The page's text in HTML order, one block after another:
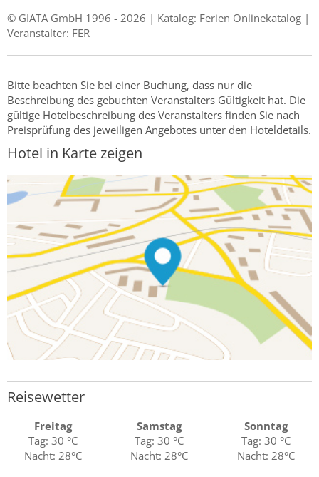
© GIATA GmbH 1996 - 2026 | Katalog: Ferien Onlinekatalog |
Veranstalter: FER
Bitte beachten Sie bei einer Buchung, dass nur die
Beschreibung des gebuchten Veranstalters Gültigkeit hat. Die
gültige Hotelbeschreibung des Veranstalters finden Sie nach
Preisprüfung des jeweiligen Angebotes unter den Hoteldetails.
Hotel in Karte zeigen
Reisewetter
Freitag
Tag: 30 °C
Nacht: 28°C
Samstag
Tag: 30 °C
Nacht: 28°C
Sonntag
Tag: 30 °C
Nacht: 28°C